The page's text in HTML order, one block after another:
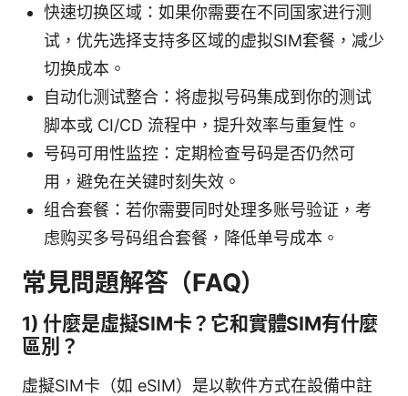
快速切换区域：如果你需要在不同国家进行测
试，优先选择支持多区域的虚拟SIM套餐，减少
切换成本。
自动化测试整合：将虚拟号码集成到你的测试
脚本或 CI/CD 流程中，提升效率与重复性。
号码可用性监控：定期检查号码是否仍然可
用，避免在关键时刻失效。
组合套餐：若你需要同时处理多账号验证，考
虑购买多号码组合套餐，降低单号成本。
常見問題解答（FAQ）
1) 什麼是虛擬SIM卡？它和實體SIM有什麼
區別？
虛擬SIM卡（如 eSIM）是以軟件方式在設備中註